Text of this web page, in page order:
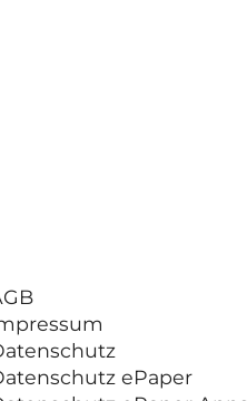
ePaper